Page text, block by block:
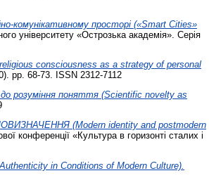
комунікативному просторі («Smart Cities»
університету «Острозька академія». Серія
consciousness as a strategy of personal
pp. 68-73. ISSN 2312-7112
розуміння поняття (Scientific novelty as
(Modern identity and postmodern
конференції «Культура в горизонті сталих і
in Conditions of Modern Culture).